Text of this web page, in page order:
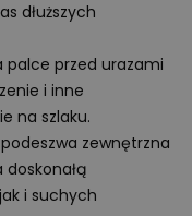
dłuższych
przed urazami
i inne
na szlaku.
zewnętrzna
doskonałą
i suchych